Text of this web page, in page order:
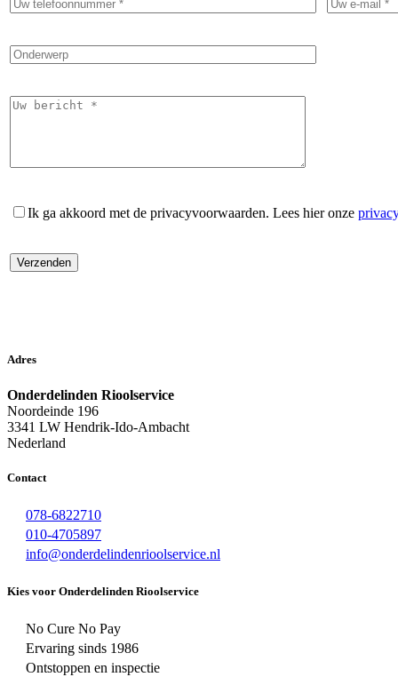
Ik ga akkoord met de privacyvoorwaarden. Lees hier onze
Adres
Onderdelinden Rioolservice
Noordeinde 196
3341 LW Hendrik-Ido-Ambacht
Nederland
Contact
078-6822710
010-4705897
info@onderdelindenrioolservice.nl
Kies voor Onderdelinden Rioolservice
No Cure No Pay
Ervaring sinds 1986
Ontstoppen en inspectie